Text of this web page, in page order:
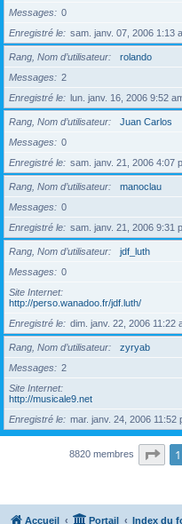
Messages
0
Enregistré le
sam. janv. 07, 2006 1:13
Rang, Nom d’utilisateur
rolando
Messages
2
Enregistré le
lun. janv. 16, 2006 9:52
Rang, Nom d’utilisateur
Juan Carlos
Messages
0
Enregistré le
sam. janv. 21, 2006 4:07
Rang, Nom d’utilisateur
manoclau
Messages
0
Enregistré le
sam. janv. 21, 2006 9:31
Rang, Nom d’utilisateur
jdf_luth
Messages
0
Site Internet
http://perso.wanadoo.fr/jdf.luth/
Enregistré le
dim. janv. 22, 2006 11:22
Rang, Nom d’utilisateur
zyryab
Messages
2
Site Internet
http://musicale9.net
Enregistré le
mar. janv. 24, 2006 11:52
8820 membres Page
1
Accueil Portail Index du